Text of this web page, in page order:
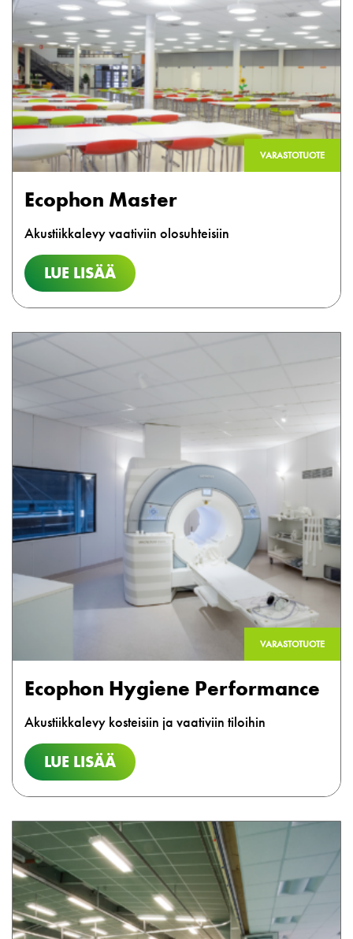
VARASTOTUOTE
Ecophon Master
Akustiikkalevy vaativiin olosuhteisiin
LUE LISÄÄ
VARASTOTUOTE
Ecophon Hygiene Performance
Akustiikkalevy kosteisiin ja vaativiin tiloihin
LUE LISÄÄ